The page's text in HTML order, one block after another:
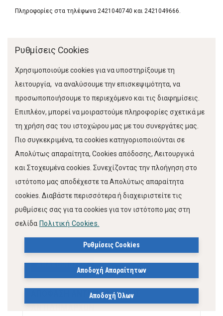
Πληροφορίες στα τηλέφωνα 2421040740 και 2421049666.
&
ΕΚΠΑΙΔΕΥΣΗΣ
ΧΡΙΣΤΙΝΑ ΕΙΡΗΝΗ ΜΑΡΑΣΙΔΗ
Διαβάστε Επίσης
ΑΝΑΚΟΙΝΩΣΕΙΣ
ΑΠΟΦΑΣΗ ΑΝΤΙΚΑΤΑΣΤΑΣΗΣ
Ρυθμίσεις Cookies
Χρησιμοποιούμε cookies για να υποστηρίξουμε τη
λειτουργία, να αναλύσουμε την επισκεψιμότητα, να
προσωποποιήσουμε το περιεχόμενο και τις διαφημίσεις.
Επιπλέον, μπορεί να μοιραστούμε πληροφορίες σχετικά με
τη χρήση σας του ιστοχώρου μας με του συνεργάτες μας.
Πιο συγκεκριμένα, τα cookies κατηγοριοποιούνται σε
Απολύτως απαραίτητα, Cookies απόδοσης, Λειτουργικά
και Στοχευμένα cookies. Συνεχίζοντας την πλοήγηση στο
ιστότοπο μας αποδέχεστε τα Απολύτως απαραίτητα
cookies. Διαβάστε περισσότερα ή διαχειριστείτε τις
ρυθμίσεις σας για τα cookies για τον ιστότοπο μας στη
σελίδα Πολιτική Cookies.
Ρυθμίσεις Cookies
Αποδοχή Απαραίτητων
Αποδοχή Όλων